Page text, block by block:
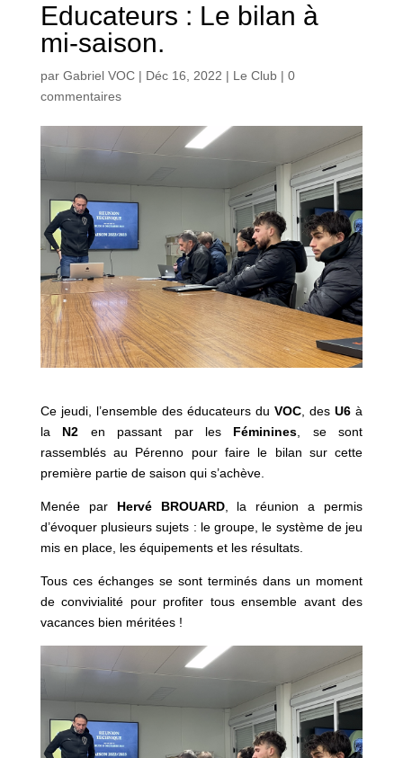
Educateurs : Le bilan à
mi-saison.
par Gabriel VOC| Déc 16, 2022 | Le Club| 0
commentaires
Ce jeudi, l’ensemble des éducateurs duVOC , desU6 à
la N2 en passant par les Féminines , se sont
rassemblés au Pérenno pour faire le bilan sur cette
première partie de saison qui s’achève.
Menée par Hervé BROUARD, la réunion a permis
d’évoquer plusieurs sujets : le groupe, le système de jeu
mis en place, les équipements et les résultats.
Tous ces échanges se sont terminés dans un moment
de convivialité pour profiter tous ensemble avant des
vacances bien méritées !